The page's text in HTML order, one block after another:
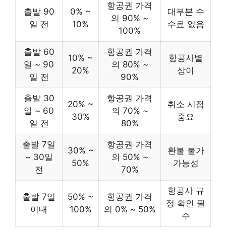
출발 90
일 전
0% ~
10%
항공권 가격
의 90% ~
100%
대부분 수
수료 없음
출발 60
일 ~ 90
일 전
10% ~
20%
항공권 가격
의 80% ~
90%
항공사별
상이
출발 30
일 ~ 60
일 전
20% ~
30%
항공권 가격
의 70% ~
80%
취소 시점
중요
출발 7일
~ 30일
전
30% ~
50%
항공권 가격
의 50% ~
70%
환불 불가
가능성
출발 7일
이내
50% ~
100%
항공권 가격
의 0% ~ 50%
항공사 규
정 확인 필
수